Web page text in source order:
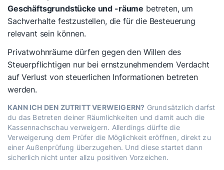
Geschäftsgrundstücke und -räume betreten, um
Sachverhalte festzustellen, die für die Besteuerung
relevant sein können.
Privatwohnräume dürfen gegen den Willen des
Steuerpflichtigen nur bei ernstzunehmendem Verdacht
auf Verlust von steuerlichen Informationen betreten
werden.
KANN ICH DEN ZUTRITT VERWEIGERN? Grundsätzlich darfst
du das Betreten deiner Räumlichkeiten und damit auch die
Kassennachschau verweigern. Allerdings dürfte die
Verweigerung dem Prüfer die Möglichkeit eröffnen, direkt zu
einer Außenprüfung überzugehen. Und diese startet dann
sicherlich nicht unter allzu positiven Vorzeichen.